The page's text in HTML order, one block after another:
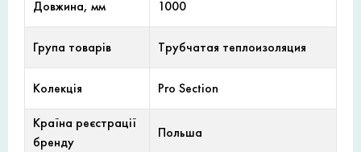
Довжина, мм 1000
Група товарів Трубчатая теплоизоляция
Колекція Pro Section
Країна реєстрації
бренду
Польша